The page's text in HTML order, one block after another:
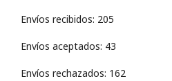
Envíos recibidos: 205
Envíos aceptados: 43
Envíos rechazados: 162